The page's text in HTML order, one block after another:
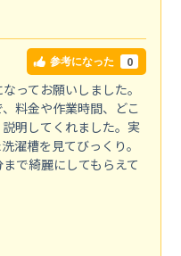
参考になった 0
ってお願いしました。
料金や作業時間、どこ
明してくれました。実
濯槽を見てびっくり。
で綺麗にしてもらえて